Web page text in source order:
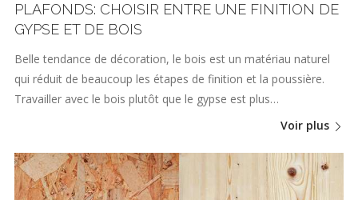
PLAFONDS: CHOISIR ENTRE UNE FINITION DE
GYPSE ET DE BOIS
Belle tendance de décoration, le bois est un matériau naturel
qui réduit de beaucoup les étapes de finition et la poussière.
Travailler avec le bois plutôt que le gypse est plus…
Voir plus